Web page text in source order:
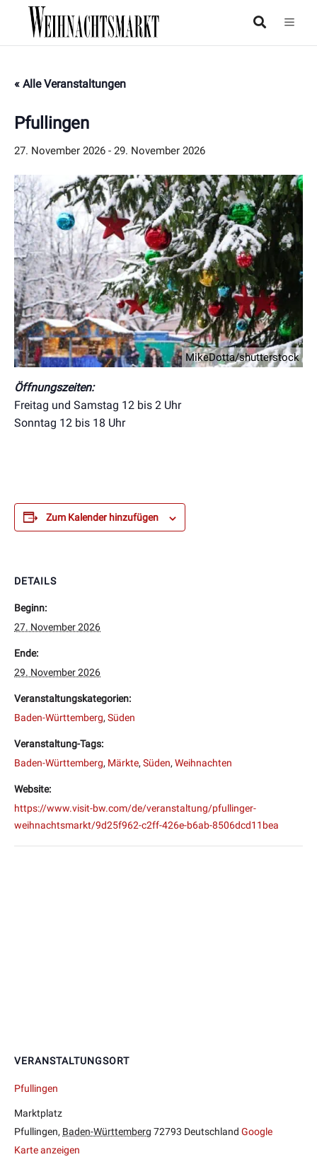
« Alle Veranstaltungen
Pfullingen
27. November 2026 - 29. November 2026
MikeDotta/shutterstock
Öffnungszeiten:
Freitag und Samstag 12 bis 2 Uhr
Sonntag 12 bis 18 Uhr
Zum Kalender hinzufügen
DETAILS
Beginn:
27. November 2026
Ende:
29. November 2026
Veranstaltungskategorien:
Baden-Württemberg, Süden
Veranstaltung-Tags:
Baden-Württemberg, Märkte, Süden, Weihnachten
Website:
https://www.visit-bw.com/de/veranstaltung/pfullinger-
weihnachtsmarkt/9d25f962-c2ff-426e-b6ab-8506dcd11bea
VERANSTALTUNGSORT
Pfullingen
Marktplatz
Pfullingen, Baden-Württemberg 72793 Deutschland Google
Karte anzeigen